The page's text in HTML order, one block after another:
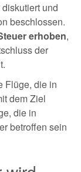
und
beschlossen.
erhoben,
der
Flüge, die in
dem Ziel
die in
betroffen sein